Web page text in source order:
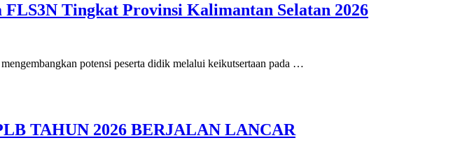
Tingkat Provinsi Kalimantan Selatan 2026
potensi peserta didik melalui keikutsertaan pada …
TAHUN 2026 BERJALAN LANCAR